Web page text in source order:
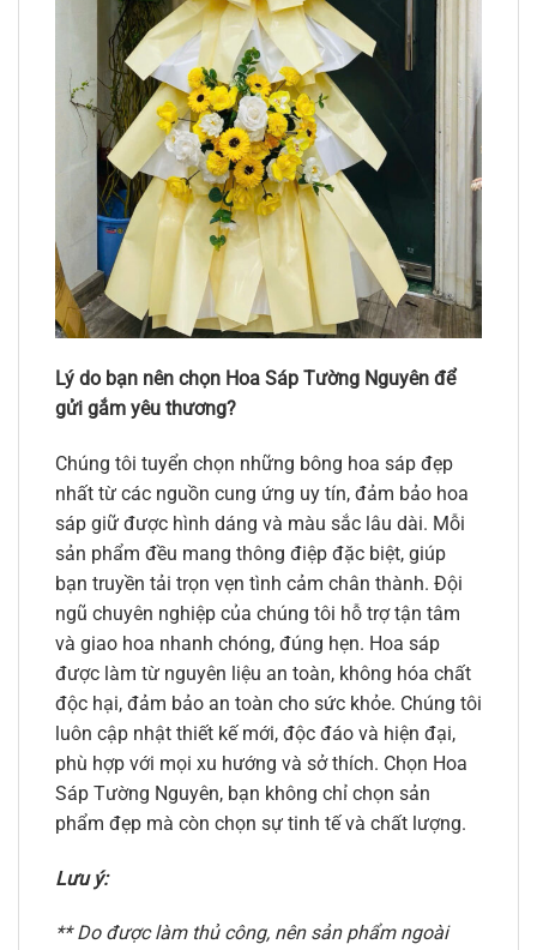
Lý do bạn nên chọn Hoa Sáp Tường Nguyên để
gửi gắm yêu thương?
Chúng tôi tuyển chọn những bông hoa sáp đẹp
nhất từ các nguồn cung ứng uy tín, đảm bảo hoa
sáp giữ được hình dáng và màu sắc lâu dài. Mỗi
sản phẩm đều mang thông điệp đặc biệt, giúp
bạn truyền tải trọn vẹn tình cảm chân thành. Đội
ngũ chuyên nghiệp của chúng tôi hỗ trợ tận tâm
và giao hoa nhanh chóng, đúng hẹn. Hoa sáp
được làm từ nguyên liệu an toàn, không hóa chất
độc hại, đảm bảo an toàn cho sức khỏe. Chúng tôi
luôn cập nhật thiết kế mới, độc đáo và hiện đại,
phù hợp với mọi xu hướng và sở thích. Chọn Hoa
Sáp Tường Nguyên, bạn không chỉ chọn sản
phẩm đẹp mà còn chọn sự tinh tế và chất lượng.
Lưu ý:
** Do được làm thủ công, nên sản phẩm ngoài